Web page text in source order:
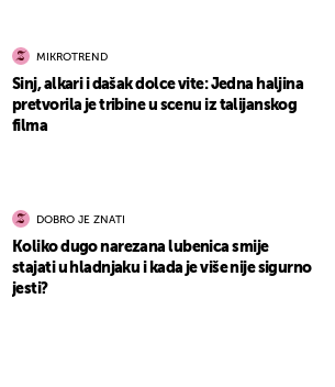
MIKROTREND
Sinj, alkari i dašak dolce vite: Jedna haljina
pretvorila je tribine u scenu iz talijanskog
filma
DOBRO JE ZNATI
Koliko dugo narezana lubenica smije
stajati u hladnjaku i kada je više nije sigurno
jesti?